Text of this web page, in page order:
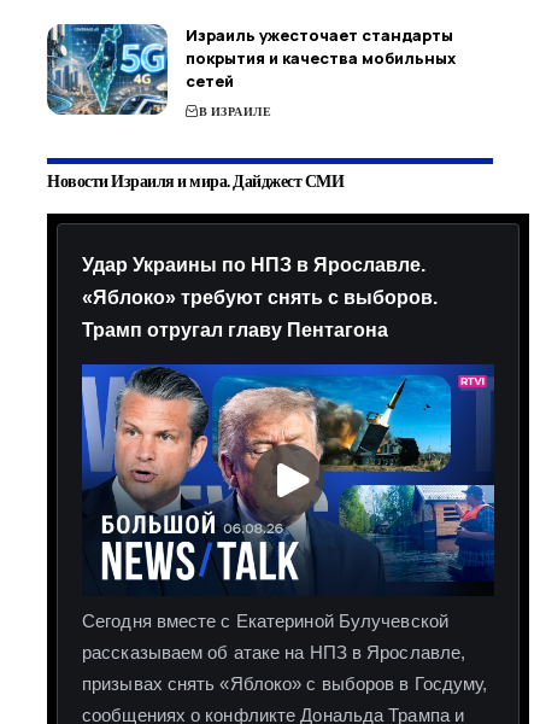
Израиль ужесточает стандарты
покрытия и качества мобильных
сетей
В ИЗРАИЛЕ
Новости Израиля и мира. Дайджест СМИ